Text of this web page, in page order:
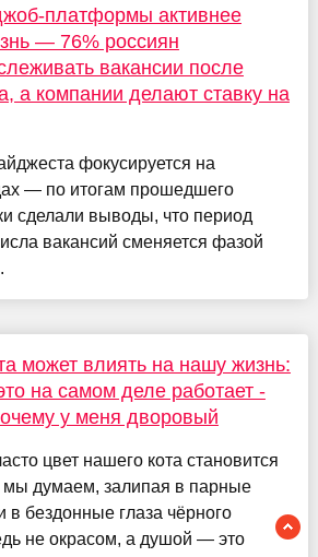
платформы активнее
— 76% россиян
вакансии после
а компании делают ставку на
фокусируется на
— по итогам прошедшего
сделали выводы, что период
вакансий сменяется фазой
может влиять на нашу жизнь:
на самом деле работает -
у меня дворовый
цвет нашего кота становится
мы думаем, залипая в парные
бездонные глаза чёрного
не окрасом, а душой — это